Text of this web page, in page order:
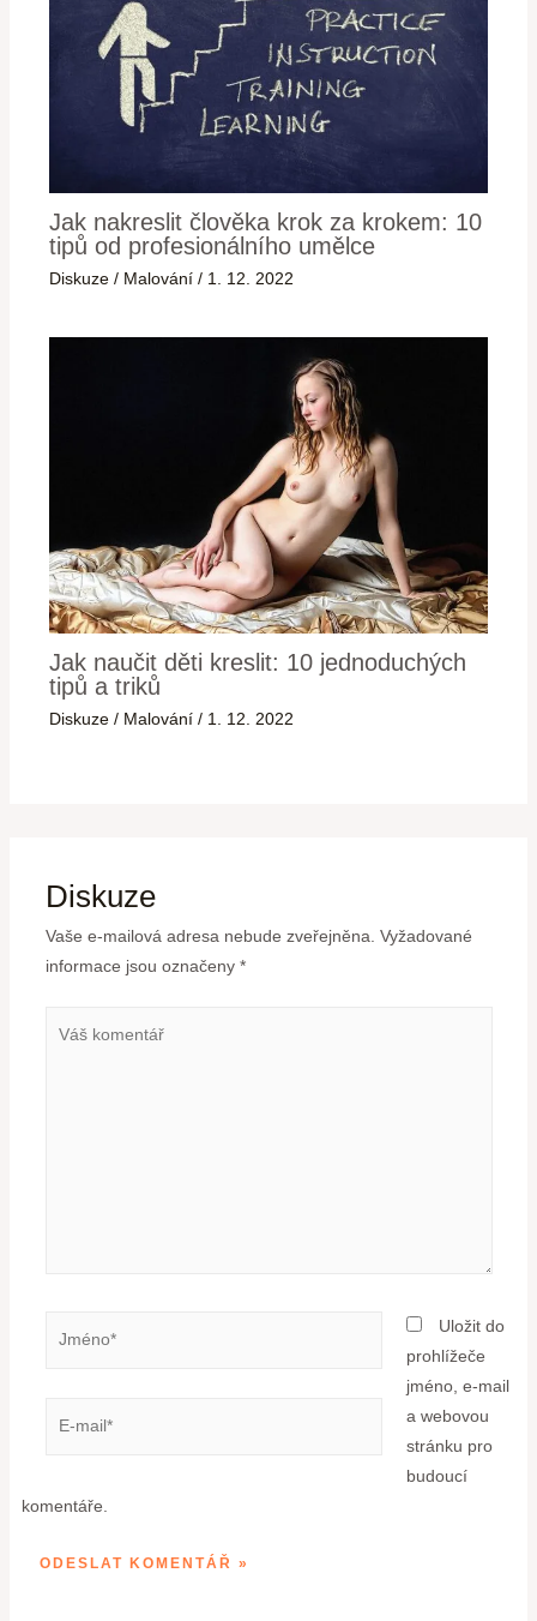
Jak nakreslit člověka krok za krokem: 10
tipů od profesionálního umělce
Diskuze / Malování / 1. 12. 2022
Jak naučit děti kreslit: 10 jednoduchých
tipů a triků
Diskuze / Malování / 1. 12. 2022
Diskuze
Vaše e-mailová adresa nebude zveřejněna. Vyžadované
informace jsou označeny *
Uložit do
prohlížeče
jméno, e-mail
a webovou
stránku pro
budoucí
komentáře.